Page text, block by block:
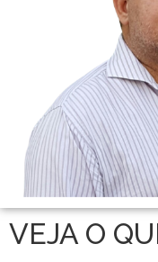
VEJA O